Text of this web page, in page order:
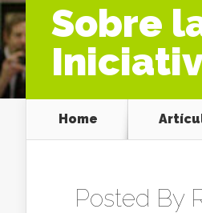
Sobre
Home
Posted By